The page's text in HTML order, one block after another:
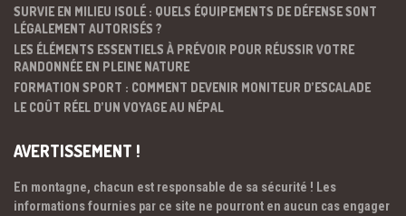
SURVIE EN MILIEU ISOLÉ : QUELS ÉQUIPEMENTS DE DÉFENSE SONT
LÉGALEMENT AUTORISÉS ?
LES ÉLÉMENTS ESSENTIELS À PRÉVOIR POUR RÉUSSIR VOTRE
RANDONNÉE EN PLEINE NATURE
FORMATION SPORT : COMMENT DEVENIR MONITEUR D’ESCALADE
LE COÛT RÉEL D’UN VOYAGE AU NÉPAL
AVERTISSEMENT !
En montagne, chacun est responsable de sa sécurité ! Les
informations fournies par ce site ne pourront en aucun cas engager